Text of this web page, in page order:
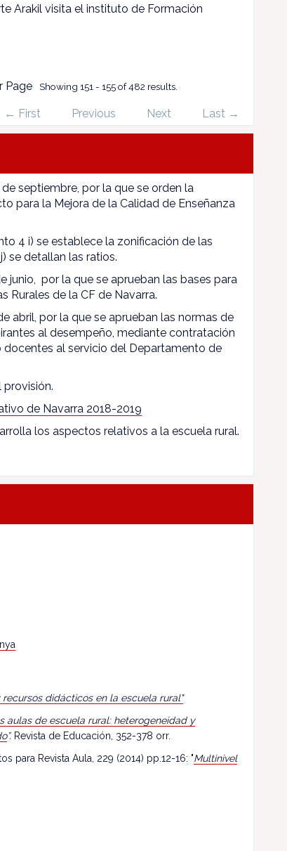
Arakil visita el instituto de Formación
Page Showing 151 - 155 of 482 results.
← First Previous Next Last →
de septiembre, por la que se orden la
para la Mejora de la Calidad de Enseñanza
4 i) se establece la zonificación de las
se detallan las ratios.
junio, por la que se aprueban las bases para
Rurales de la CF de Navarra.
abril, por la que se aprueban las normas de
al desempeño, mediante contratación
al servicio del Departamento de
provisión.
de Navarra 2018-2019
los aspectos relativos a la escuela rural.
recursos didácticos en la escuela rural"
aulas de escuela rural: heterogeneidad y
”. Revista de Educación, 352-378 orr.
para Revista Aula, 229 (2014) pp.12-16: "Multinivel